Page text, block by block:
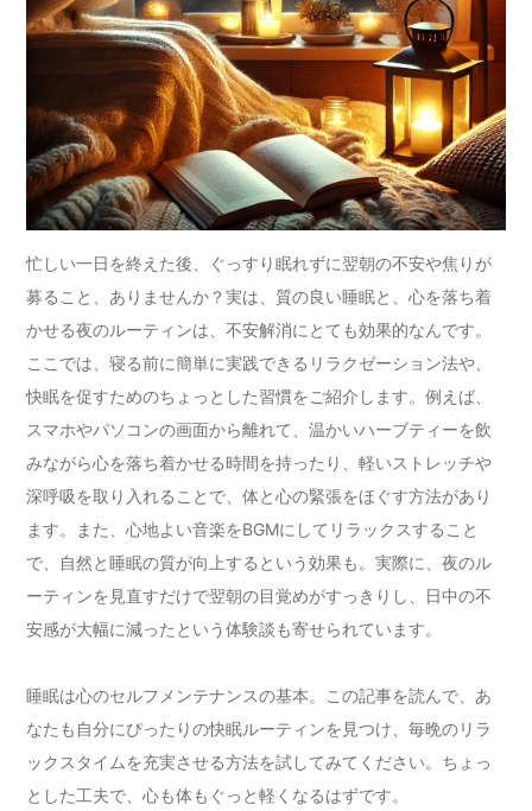
忙しい一日を終えた後、ぐっすり眠れずに翌朝の不安や焦りが
募ること、ありませんか？実は、質の良い睡眠と、心を落ち着
かせる夜のルーティンは、不安解消にとても効果的なんです。
ここでは、寝る前に簡単に実践できるリラクゼーション法や、
快眠を促すためのちょっとした習慣をご紹介します。例えば、
スマホやパソコンの画面から離れて、温かいハーブティーを飲
みながら心を落ち着かせる時間を持ったり、軽いストレッチや
深呼吸を取り入れることで、体と心の緊張をほぐす方法があり
ます。また、心地よい音楽をBGMにしてリラックスすること
で、自然と睡眠の質が向上するという効果も。実際に、夜のル
ーティンを見直すだけで翌朝の目覚めがすっきりし、日中の不
安感が大幅に減ったという体験談も寄せられています。
睡眠は心のセルフメンテナンスの基本。この記事を読んで、あ
なたも自分にぴったりの快眠ルーティンを見つけ、毎晩のリラ
ックスタイムを充実させる方法を試してみてください。ちょっ
とした工夫で、心も体もぐっと軽くなるはずです。